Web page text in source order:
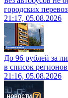
городских
21:17, 05.08.2026
До 96 рублей за
в список
21:16, 05.08.2026